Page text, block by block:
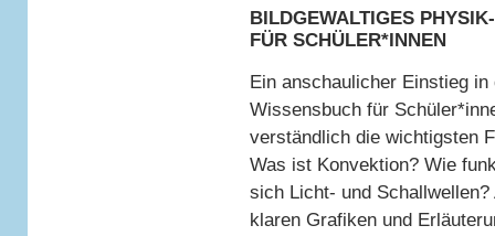
BILDGEWALTIGES
FÜR SCHÜLER*INNEN
Ein anschaulicher Einstieg
Wissensbuch für
verständlich die wichtigsten
Was ist Konvektion? Wie
sich Licht- und
klaren Grafiken und